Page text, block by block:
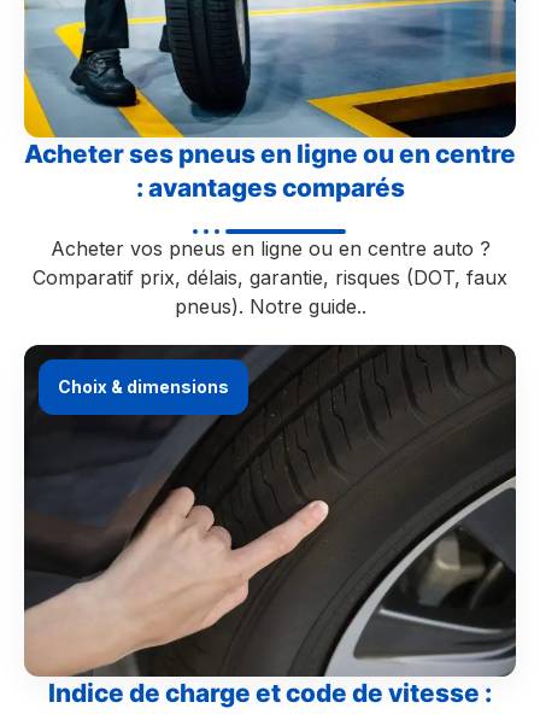
Acheter ses pneus en ligne ou en centre
: avantages comparés
Acheter vos pneus en ligne ou en centre auto ?
Comparatif prix, délais, garantie, risques (DOT, faux
pneus). Notre guide..
Choix & dimensions
Indice de charge et code de vitesse :